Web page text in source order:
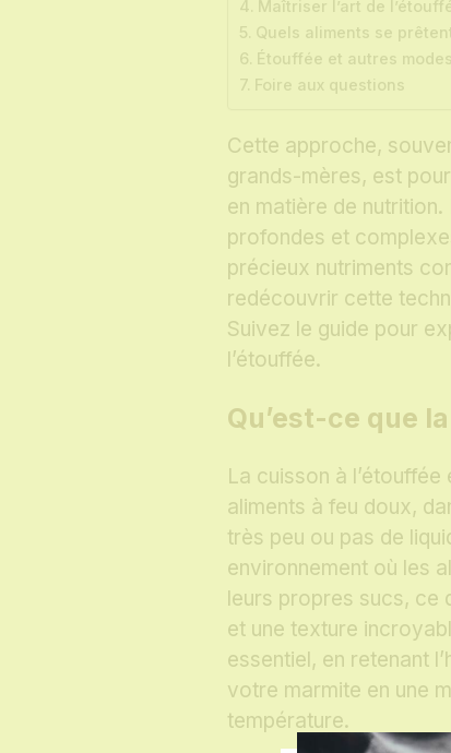
Maîtriser l’art de
Quels aliments se
Étouffée et autres
Foire aux questions
Cette approche,
grands-mères, est
en matière de
profondes et
précieux nutriments
redécouvrir cette
Suivez le guide pour
l’étouffée.
Qu’est-ce que
La cuisson à
aliments à feu doux,
très peu ou pas de
environnement où les
leurs propres sucs, ce
et une texture
essentiel, en retenant
votre marmite en une
température.